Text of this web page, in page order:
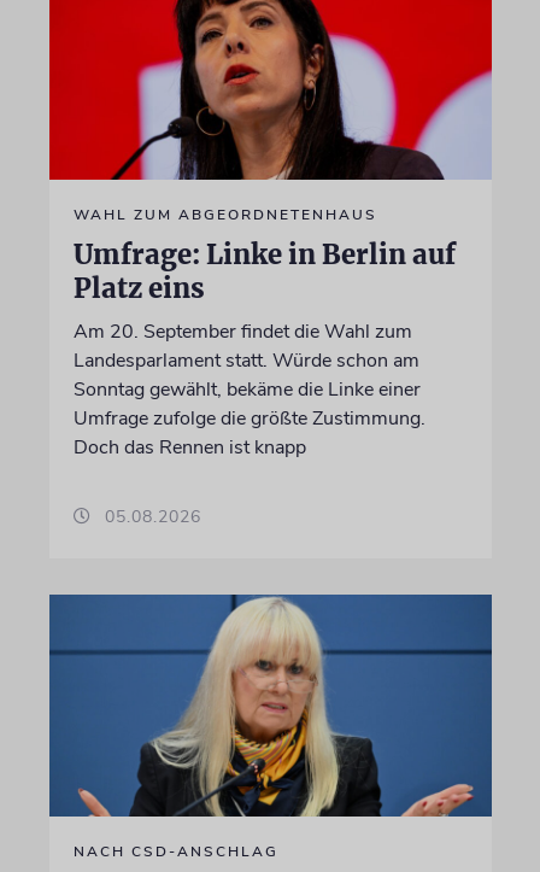
WAHL ZUM ABGEORDNETENHAUS
Umfrage: Linke in Berlin auf
Platz eins
Am 20. September findet die Wahl zum
Landesparlament statt. Würde schon am
Sonntag gewählt, bekäme die Linke einer
Umfrage zufolge die größte Zustimmung.
Doch das Rennen ist knapp
05.08.2026
NACH CSD-ANSCHLAG